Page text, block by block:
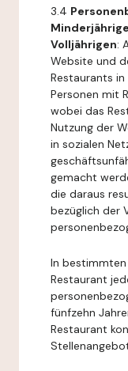
3.4
Volljährigen:
Website und
Restaurants in
Personen mit
wobei das
Nutzung der
in sozialen
gemacht
die daraus
bezüglich der
In bestimmten
Restaurant
fünfzehn
Restaurant